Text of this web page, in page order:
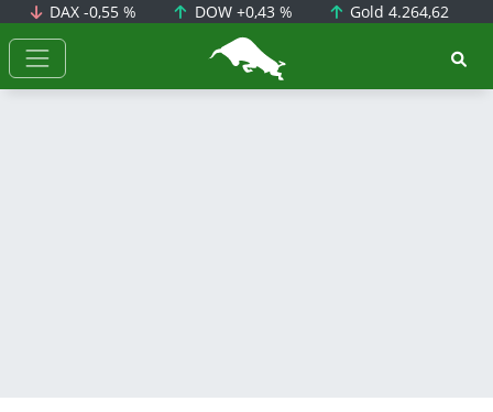
DAX-0,55 % DOW +0,43 % Gold4.264,62
BörsenNEWS.de